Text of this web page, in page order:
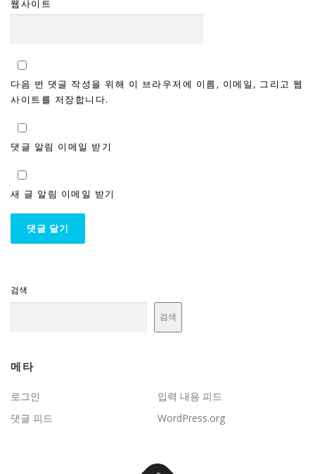
웹사이트
다음 번 댓글 작성을 위해 이 브라우저에 이름, 이메일, 그리고 웹
사이트를 저장합니다.
댓글 알림 이메일 받기
새 글 알림 이메일 받기
검색
검색
메타
로그인
입력 내용 피드
댓글 피드
WordPress.org